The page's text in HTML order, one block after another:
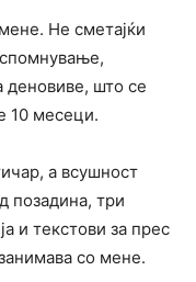
Не сметајќи
деновиве, што се
10 месеци.
а всушност
позадина, три
и текстови за прес
со мене.